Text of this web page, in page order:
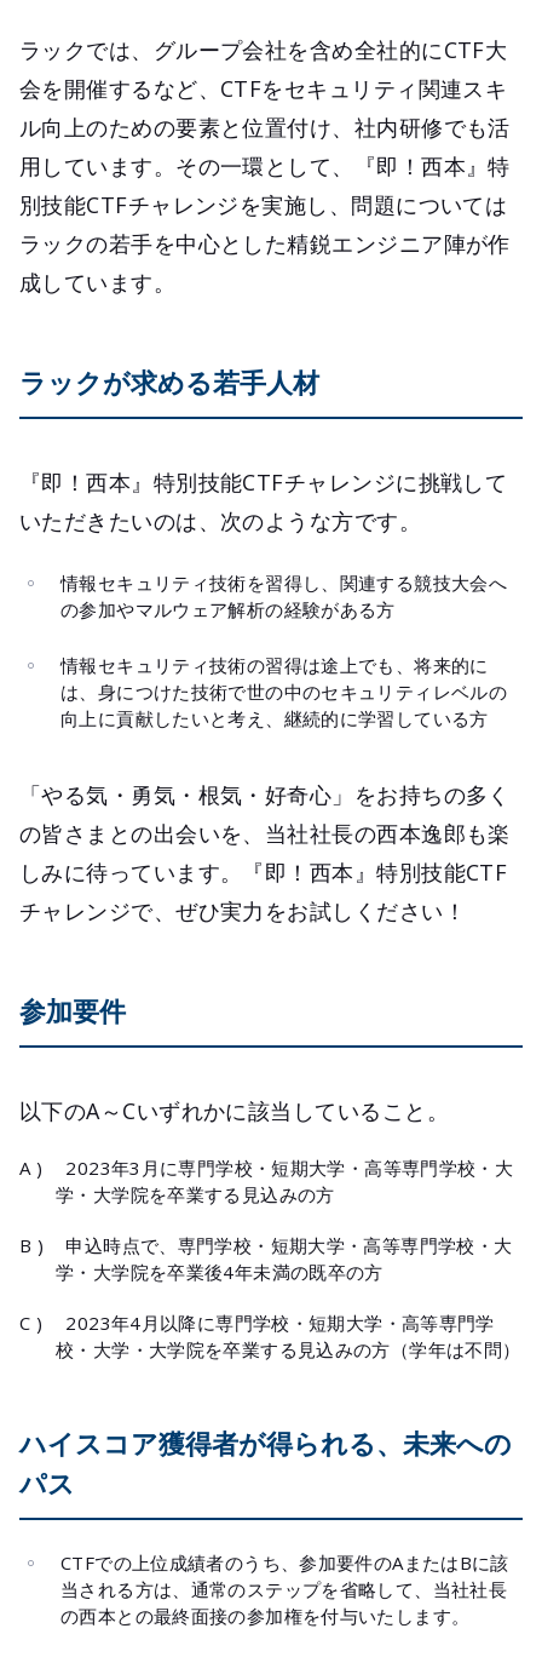
ラックでは、グループ会社を含め全社的にCTF大
会を開催するなど、CTFをセキュリティ関連スキ
ル向上のための要素と位置付け、社内研修でも活
用しています。その一環として、『即！西本』特
別技能CTFチャレンジを実施し、問題については
ラックの若手を中心とした精鋭エンジニア陣が作
成しています。
ラックが求める若手人材
『即！西本』特別技能CTFチャレンジに挑戦して
いただきたいのは、次のような方です。
情報セキュリティ技術を習得し、関連する競技大会へ
の参加やマルウェア解析の経験がある方
情報セキュリティ技術の習得は途上でも、将来的に
は、身につけた技術で世の中のセキュリティレベルの
向上に貢献したいと考え、継続的に学習している方
「やる気・勇気・根気・好奇心」をお持ちの多く
の皆さまとの出会いを、当社社長の西本逸郎も楽
しみに待っています。『即！西本』特別技能CTF
チャレンジで、ぜひ実力をお試しください！
参加要件
以下のA～Cいずれかに該当していること。
A )
2023年3月に専門学校・短期大学・高等専門学校・大
学・大学院を卒業する見込みの方
B )
申込時点で、専門学校・短期大学・高等専門学校・大
学・大学院を卒業後4年未満の既卒の方
C )
2023年4月以降に専門学校・短期大学・高等専門学
校・大学・大学院を卒業する見込みの方（学年は不問）
ハイスコア獲得者が得られる、未来への
パス
CTFでの上位成績者のうち、参加要件のAまたはBに該
当される方は、通常のステップを省略して、当社社長
の西本との最終面接の参加権を付与いたします。